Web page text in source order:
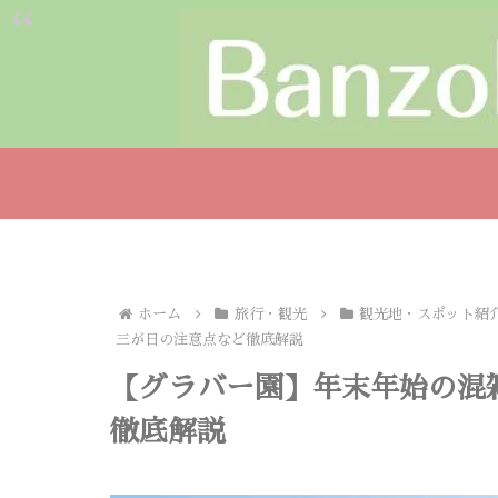
ホーム 旅行・観光
観光地・スポット紹
三が日の注意点など徹底解説
【グラバー園】年末年始の
徹底解説